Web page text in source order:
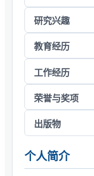
研究兴趣
教育经历
工作经历
荣誉与奖项
出版物
个人简介